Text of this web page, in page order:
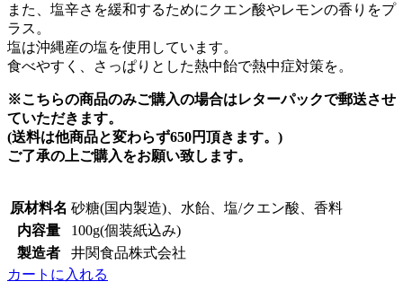
また、塩辛さを緩和するためにクエン酸やレモンの香りをプ
ラス。
塩は沖縄産の塩を使用しています。
食べやすく、さっぱりとした熱中飴で熱中症対策を。
※こちらの商品のみご購入の場合はレターパックで郵送させ
ていただきます。
(送料は他商品と変わらず650円頂きます。)
ご了承の上ご購入をお願い致します。
原材料名 砂糖(国内製造)、水飴、塩/クエン酸、香料
内容量
100g(個装紙込み)
製造者
井関食品株式会社
カートに入れる